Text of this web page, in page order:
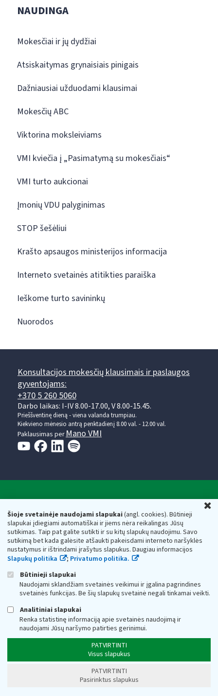
Šioje svetainėje naudojami slapukai(angl. cookies). Būtinieji
slapukai įdiegiami automatiškai ir jiems nėra reikalingas Jūsų
sutikimas. Taip pat galite sutikti ir su kitų slapukų naudojimu. Savo
sutikimą bet kada galėsite atšaukti pakeisdami interneto naršyklės
nustatymus ir ištrindami įrašytus slapukus. Daugiau informacijos
Slapukų politika
; Privatumo politika.
Būtinieji slapukai
Naudojami sklandžiam svetainės veikimui ir įgalina pagrindines
svetainės funkcijas. Be šių slapukų svetainė negali tinkamai veikti.
Analitiniai slapukai
Renka statistinę informaciją apie svetainės naudojimą ir
naudojami Jūsų naršymo patirties gerinimui.
PATVIRTINTI
Visus slapukus
PATVIRTINTI
Pasirinktus slapukus
NAUDINGA
Mokesčiai ir jų dydžiai
Atsiskaitymas grynaisiais pinigais
Dažniausiai užduodami klausimai
Mokesčių ABC
Viktorina moksleiviams
VMI kviečia į „Pasimatymą su mokesčiais“
VMI turto aukcionai
Įmonių VDU palyginimas
STOP šešėliui
Krašto apsaugos ministerijos informacija
Interneto svetainės atitikties paraiška
Ieškome turto savininkų
Nuorodos
Konsultacijos mokesčių klausimais ir paslaugos
gyventojams:
+370 5 260 5060
Darbo laikas: I-IV 8.00-17.00, V 8.00-15.45.
Prieššventinę dieną - viena valanda trumpiau.
Kiekvieno mėnesio antrą penktadienį 8.00 val. - 12.00 val.
Paklausimas per Mano VMI
Respublikos finansų ministerijos
Biudžetinė įstaiga. Juridinio asmens kodas — 188659752,
adresas: Vasario 16-osios g. 14, 01107 Vilnius, Lietuva, el.paštas:
vmi@vmi.lt, E. pristatymo dėžutės adresas 188659752
Duomenys apie Valstybinę mokesčių inspekciją prie Lietuvos
Respublikos finansų ministerijos kaupiami ir saugomi Juridinių